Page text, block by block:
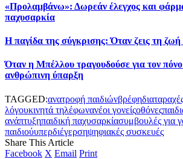
«Προλαμβάνω»: Δωρεάν έλεγχος και
παχυσαρκία
Η παγίδα της σύγκρισης: Όταν ζεις τη
Όταν η Μπέλλου τραγουδούσε για τον πόνο
ανθρώπινη ύπαρξη
TAGGED:ανατροφή παιδιώνβρέφη
λόγουκινητά τηλέφωνανέοι γονείςοθόνες
ανάπτυξηπαιδική παχυσαρκίασυμβουλές για
παιδιούυπερδιέγερσηψηφιακές συσκευές
Share This Article
Facebook X Email Print